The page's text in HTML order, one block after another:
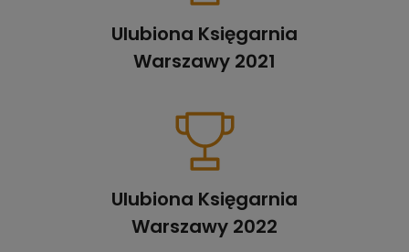
Ulubiona Księgarnia
Warszawy 2021
Ulubiona Księgarnia
Warszawy 2022